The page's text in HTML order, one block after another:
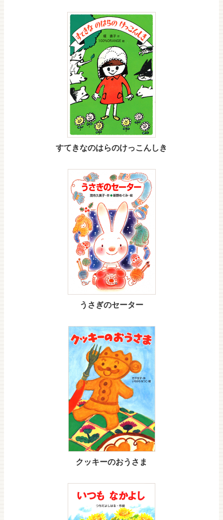
すてきなのはらのけっこんしき
うさぎのセーター
クッキーのおうさま